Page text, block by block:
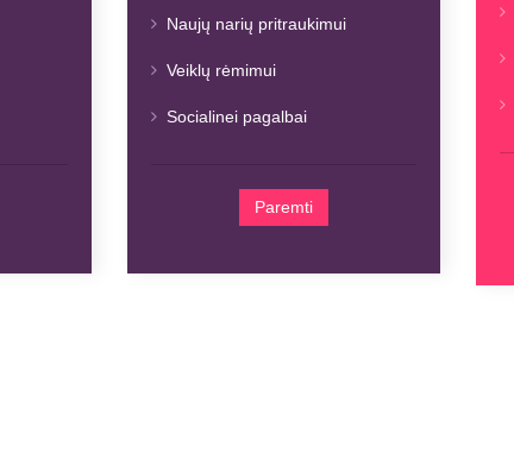
Naujų narių pritraukimui
Veiklų rėmimui
Socialinei pagalbai
Paremti